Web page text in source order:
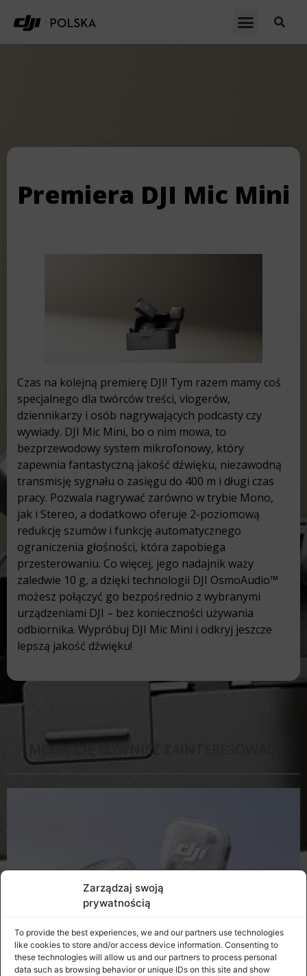
Zarządzaj swoją
prywatnością
To provide the best experiences, we and our partners use technologies
like cookies to store and/or access device information. Consenting to
these technologies will allow us and our partners to process personal
data such as browsing behavior or unique IDs on this site and show
Premiera DJI Mic Mini
Czas na kolejną premierę DJI! Tym razem mamy coś
specjalnego dla twórców treści, vlogerów,
dziennikarzy i osób nagrywających podcasty czy
wywiady. DJI Mic Mini, bo o nim mowa, to
bezprzewodowy system mikrofonowy, który
zapewnia fantastyczną jakość dźwięku, niezawodną
transmisję sygnału o zasięgu do 400 m i długi czas
pracy. Pozwala nagrywać zarówno w trybie Mono,
jak i Stereo, a dodatkowo oferuje 2-poziomową
redukcję szumów i funkcję automatycznego
ograniczenia głośności, która zapobiega
przesterowaniu. Co więcej, jego nadajnik waży
zaledwie 10 g, a dzięki technologii DJI OsmoAudio™
możesz połączyć go bezpośrednio z wybranymi
urządzeniami DJI – bez konieczności używania
odbiornika. Wypróbuj DJI Mic Mini i odkryj jeszcze
lepszą jakość dźwięku!
MOGĄ CIĘ RÓWNIEŻ ZAINTERESOWAĆ: